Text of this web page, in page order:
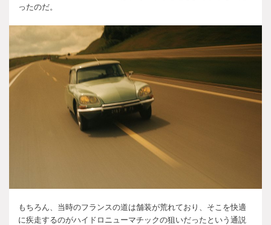
ったのだ。
もちろん、当時のフランスの道は舗装が荒れており、そこを快適
に疾走するのがハイドロニューマチックの狙いだったという通説